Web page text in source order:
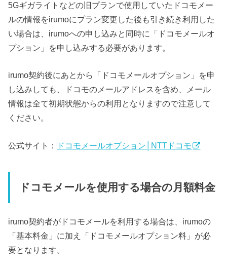
5Gギガライトなどの旧プランで使用していたドコモメー
ルの情報をirumoにプラン変更した後も引き続き利用した
い場合は、irumoへの申し込みと同時に「ドコモメールオ
プション」を申し込みする必要があります。
irumo契約後にあとから「ドコモメールオプション」を申
し込みしても、ドコモのメールアドレスを含め、メール
情報は全て初期状態からの利用となりますので注意して
ください。
公式サイト： ドコモメールオプション│NTTドコモ
ドコモメールを使用する場合の月額料金
irumo契約者がドコモメールを利用する場合は、irumoの
「基本料金」に加え「ドコモメールオプション料」が必
要となります。